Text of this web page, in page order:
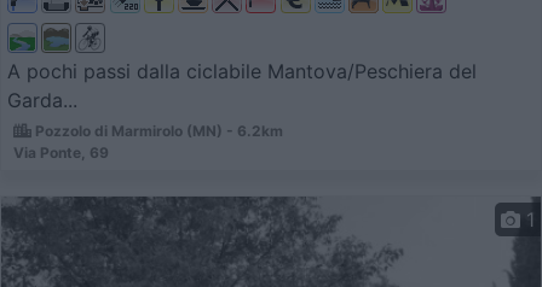
A pochi passi dalla ciclabile Mantova/Peschiera del
Garda...
Pozzolo di Marmirolo (MN) - 6.2km
Via Ponte, 69
1